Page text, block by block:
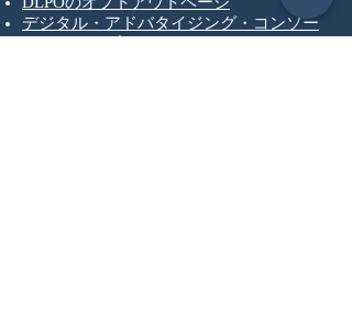
デジタル・アドバタイジング・コンソー